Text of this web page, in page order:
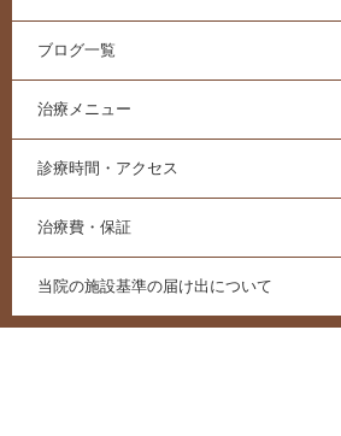
ブログ一覧
治療メニュー
診療時間・アクセス
治療費・保証
当院の施設基準の届け出について